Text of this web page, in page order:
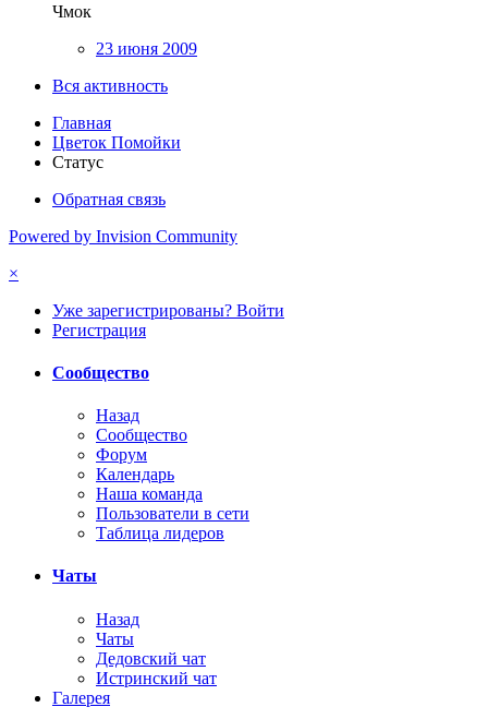
Чмок
23 июня 2009
Вся активность
Главная
Цветок Помойки
Статус
Обратная связь
Powered by Invision Community
×
Уже зарегистрированы? Войти
Регистрация
Сообщество
Назад
Сообщество
Форум
Календарь
Наша команда
Пользователи в сети
Таблица лидеров
Чаты
Назад
Чаты
Дедовский чат
Истринский чат
Галерея